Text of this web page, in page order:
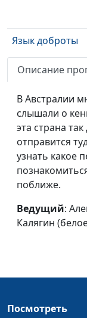
Язык доброты
Средство для
пятёрок
Исполнение
желаний
Хлебный пир
Описание
В Австралии
слышали о
эта страна
отправится
узнать какое
поближе.
Ведущий:
Калягин
Посмотреть